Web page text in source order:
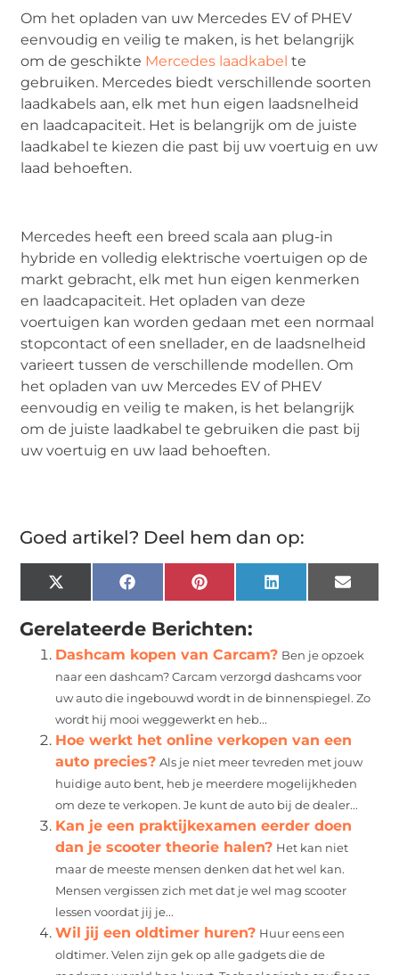
Om het opladen van uw Mercedes EV of PHEV
eenvoudig en veilig te maken, is het belangrijk
om de geschikte Mercedes laadkabel te
gebruiken. Mercedes biedt verschillende soorten
laadkabels aan, elk met hun eigen laadsnelheid
en laadcapaciteit. Het is belangrijk om de juiste
laadkabel te kiezen die past bij uw voertuig en uw
laad behoeften.
Mercedes heeft een breed scala aan plug-in
hybride en volledig elektrische voertuigen op de
markt gebracht, elk met hun eigen kenmerken
en laadcapaciteit. Het opladen van deze
voertuigen kan worden gedaan met een normaal
stopcontact of een snellader, en de laadsnelheid
varieert tussen de verschillende modellen. Om
het opladen van uw Mercedes EV of PHEV
eenvoudig en veilig te maken, is het belangrijk
om de juiste laadkabel te gebruiken die past bij
uw voertuig en uw laad behoeften.
Goed artikel? Deel hem dan op:
X
(Twitter)
FacebookPinterest LinkedIn Email
Gerelateerde Berichten:
Dashcam kopen van Carcam? Ben je opzoek
naar een dashcam? Carcam verzorgd dashcams voor
uw auto die ingebouwd wordt in de binnenspiegel. Zo
wordt hij mooi weggewerkt en heb...
Hoe werkt het online verkopen van een
auto precies? Als je niet meer tevreden met jouw
huidige auto bent, heb je meerdere mogelijkheden
om deze te verkopen. Je kunt de auto bij de dealer...
Kan je een praktijkexamen eerder doen
dan je scooter theorie halen? Het kan niet
maar de meeste mensen denken dat het wel kan.
Mensen vergissen zich met dat je wel mag scooter
lessen voordat jij je...
Wil jij een oldtimer huren? Huur eens een
oldtimer. Velen zijn gek op alle gadgets die de